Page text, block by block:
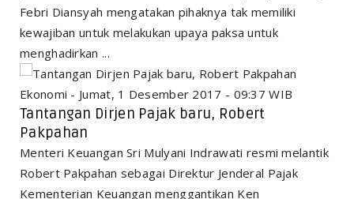
Febri Diansyah mengatakan pihaknya tak memiliki
kewajiban untuk melakukan upaya paksa untuk
menghadirkan ...
Ekonomi - Jumat, 1 Desember 2017 - 09:37 WIB
Tantangan Dirjen Pajak baru, Robert
Pakpahan
Menteri Keuangan Sri Mulyani Indrawati resmi melantik
Robert Pakpahan sebagai Direktur Jenderal Pajak
Kementerian Keuangan menggantikan Ken